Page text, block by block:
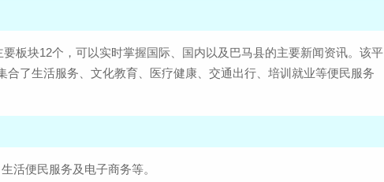
要板块12个，可以实时掌握国际、国内以及巴马县的主要新闻资讯。该平
合了生活服务、文化教育、医疗健康、交通出行、培训就业等便民服务
活便民服务及电子商务等。